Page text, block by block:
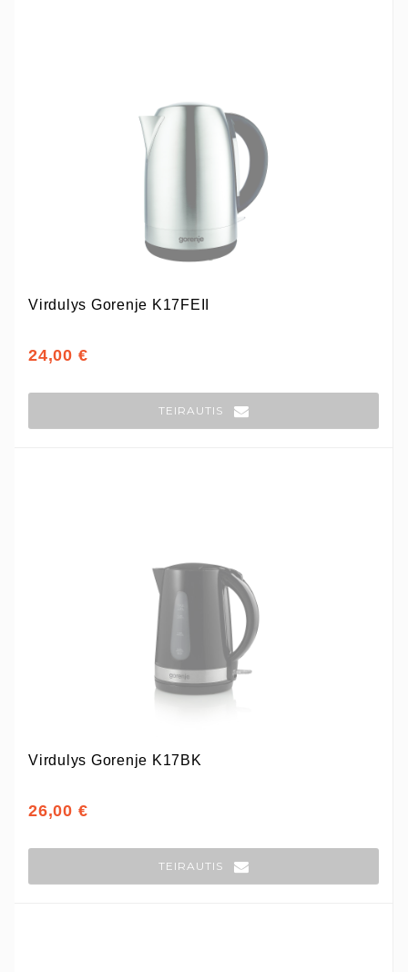
Virdulys Gorenje K17FEII
24,00 €
TEIRAUTIS
Virdulys Gorenje K17BK
26,00 €
TEIRAUTIS